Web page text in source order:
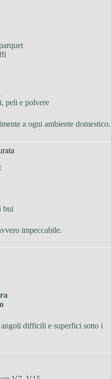
peli e polvere
a ogni ambiente domestico.
bui
impeccabile.
angoli difficili e superfici sotto i